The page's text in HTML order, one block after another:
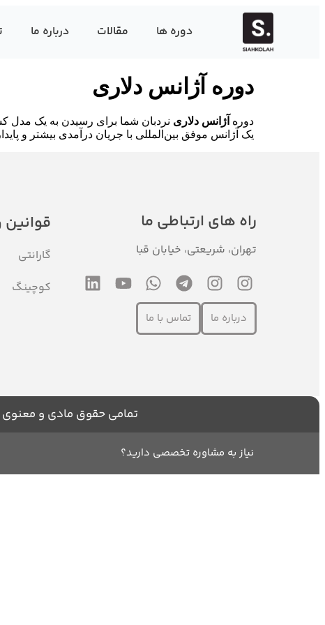
دوره ها مقالات درباره ما
دوره آژانس دلاری
دوره آژانس دلاری نردبان شما برای رسیدن به یک مدل
یک آژانس موفق بین‌المللی با جریان درآمدی بیشتر و
راه های ارتباطی ما
تهران، شریعتی، خیابان قبا
درباره ما تماس با ما
قوانین
گارانتی
کوچینگ
تمامی حقوق مادی و معنوی
نیاز به مشاوره تخصصی دارید؟